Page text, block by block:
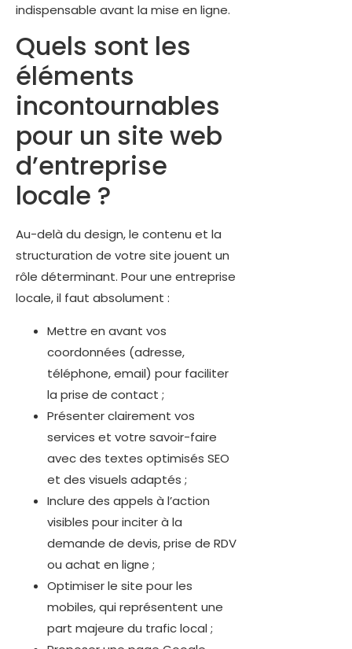
indispensable avant la mise en ligne.
Quels sont les
éléments
incontournables
pour un site web
d’entreprise
locale ?
Au-delà du design, le contenu et la
structuration de votre site jouent un
rôle déterminant. Pour une entreprise
locale, il faut absolument :
Mettre en avant vos
coordonnées (adresse,
téléphone, email) pour faciliter
la prise de contact ;
Présenter clairement vos
services et votre savoir-faire
avec des textes optimisés SEO
et des visuels adaptés ;
Inclure des appels à l’action
visibles pour inciter à la
demande de devis, prise de RDV
ou achat en ligne ;
Optimiser le site pour les
mobiles, qui représentent une
part majeure du trafic local ;